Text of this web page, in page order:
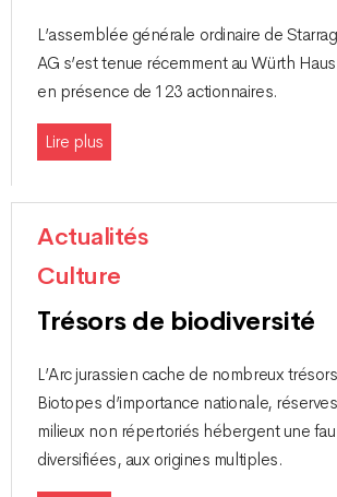
L’assemblée générale ordinaire de
AG s’est tenue récemment au Würth
en présence de 123 actionnaires.
Lire plus
Actualités
Culture
Trésors de biodiversité
L’Arc jurassien cache de nombreux
Biotopes d’importance nationale,
milieux non répertoriés hébergent une
diversifiées, aux origines multiples.